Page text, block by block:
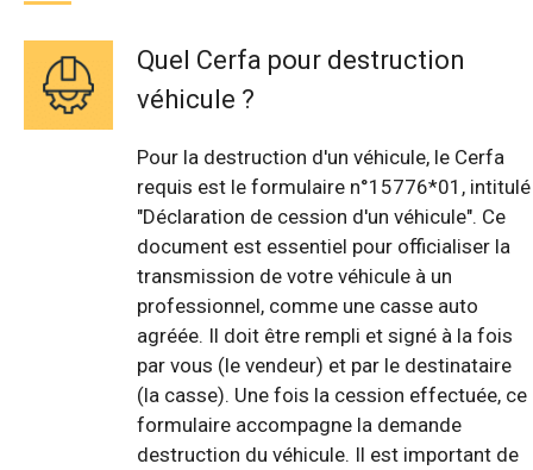
Quel Cerfa pour destruction
véhicule ?
Pour la destruction d'un véhicule, le Cerfa
requis est le formulaire n°15776*01, intitulé
"Déclaration de cession d'un véhicule". Ce
document est essentiel pour officialiser la
transmission de votre véhicule à un
professionnel, comme une casse auto
agréée. Il doit être rempli et signé à la fois
par vous (le vendeur) et par le destinataire
(la casse). Une fois la cession effectuée, ce
formulaire accompagne la demande
destruction du véhicule. Il est important de